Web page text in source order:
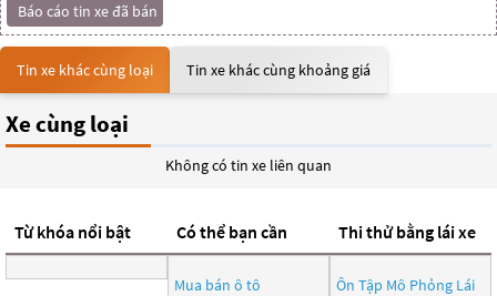
Báo cáo tin xe đã bán
Tin xe khác cùng loại Tin xe khác cùng khoảng giá
Xe cùng loại
Không có tin xe liên quan
Từ khóa nổi bật Có thể bạn cần
Mua bán ô tô
Thi thử bằng lái xe
Ôn Tập Mô Phỏng Lái